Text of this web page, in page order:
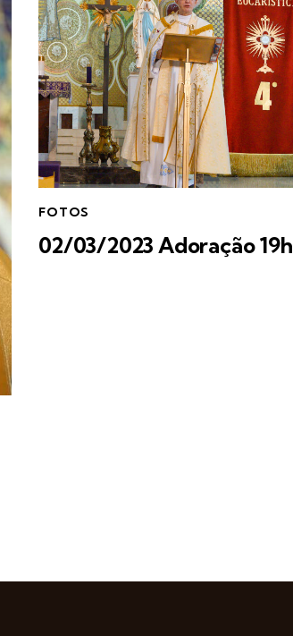
FOTOS
02/03/2023 Adoração 19h